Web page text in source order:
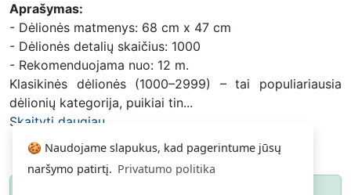
🍪 Naudojame slapukus, kad pagerintume jūsų
naršymo patirtį. Privatumo politika
Aprašymas:
- Dėlionės matmenys: 68 cm x 47 cm
- Dėlionės detalių skaičius: 1000
- Rekomenduojama nuo: 12 m.
Klasikinės dėlionės (1000–2999) – tai populiariausia
dėlionių kategorija, puikiai tin...
Skaityti daugiau...